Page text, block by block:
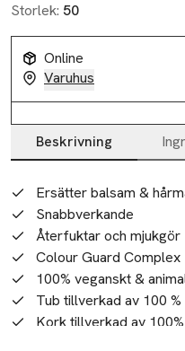
Storlek: 50
Online
Varuhus
Beskrivning
Beskrivning
Ersätter balsam &
Snabbverkande
Återfuktar och mjukgör
Colour Guard Complex
100% veganskt &
Tub tillverkad av 100
Kork tillverkad av